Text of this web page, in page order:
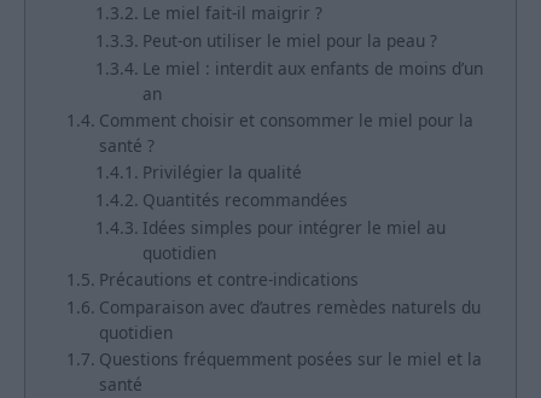
Le miel fait-il maigrir ?
Peut-on utiliser le miel pour la peau ?
Le miel : interdit aux enfants de moins d’un
an
Comment choisir et consommer le miel pour la
santé ?
Privilégier la qualité
Quantités recommandées
Idées simples pour intégrer le miel au
quotidien
Précautions et contre-indications
Comparaison avec d’autres remèdes naturels du
quotidien
Questions fréquemment posées sur le miel et la
santé